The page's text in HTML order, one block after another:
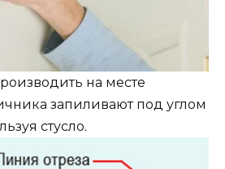
на месте
запиливают под углом
стусло.